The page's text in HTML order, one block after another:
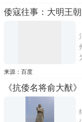
倭寇往事：大明王
来源：百度
《抗倭名将俞大猷